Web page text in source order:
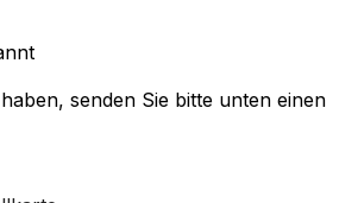
senden Sie bitte unten einen